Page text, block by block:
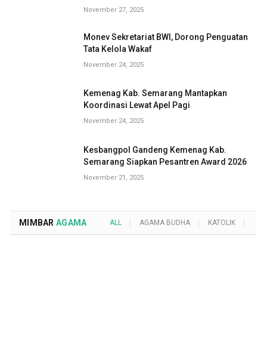
November 27, 2025
Monev Sekretariat BWI, Dorong Penguatan
Tata Kelola Wakaf
November 24, 2025
Kemenag Kab. Semarang Mantapkan
Koordinasi Lewat Apel Pagi
November 24, 2025
Kesbangpol Gandeng Kemenag Kab.
Semarang Siapkan Pesantren Award 2026
November 21, 2025
MIMBAR AGAMA ALL AGAMA BUDHA KATOLIK